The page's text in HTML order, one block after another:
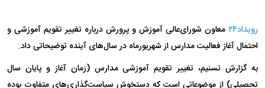
رویداد۲۴
معاون شورای‌عالی آموزش و پرورش درباره تغییر تقویم آموزشی و
احتمال آغاز فعالیت مدارس از شهریورماه در سال‌های آینده توضیحاتی داد.
به گزارش تسنیم، تغییر تقویم آموزشی مدارس (زمان آغاز و پایان سال
تحصیلی) از موضوعاتی است که دستخوش سیاست‌گذاری‌های متفاوت بوده